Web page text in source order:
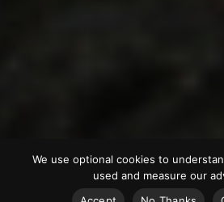
We use optional cookies to
used and measure our